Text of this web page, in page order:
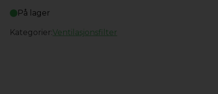
AC
antall
På lager
Kategorier:Ventilasjonsfilter